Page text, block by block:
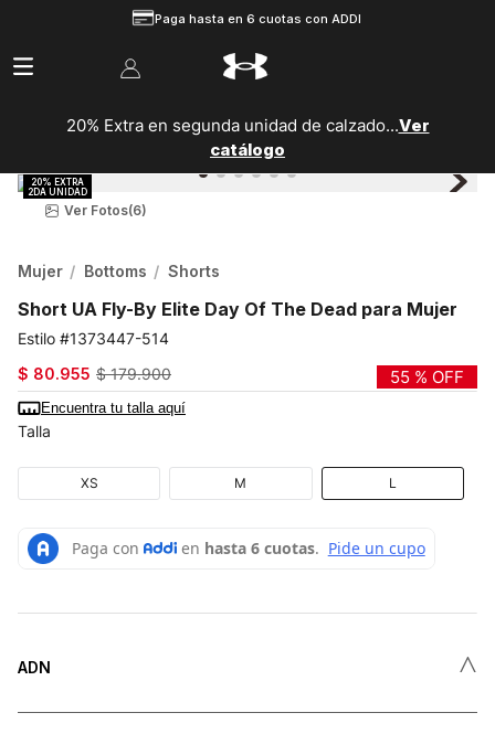
Paga hasta en 6 cuotas con ADDI
20% Extra en segunda unidad de calzado...Ver
catálogo
Ver Fotos(6)
Mujer Bottoms Shorts
Short UA Fly-By Elite Day Of The Dead para Mujer
1373447-514
$ 80.955 $ 179.900 55 % OFF
Encuentra tu talla aquí
Talla
XS M L
ADN ˄